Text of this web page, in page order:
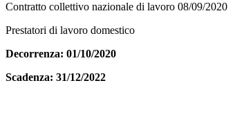
Contratto collettivo nazionale di lavoro 08/09/2020
Prestatori di lavoro domestico
Decorrenza: 01/10/2020
Scadenza: 31/12/2022